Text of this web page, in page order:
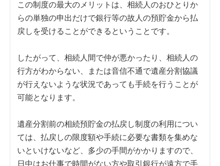
この制度の最大のメリットは、相続人のおひとりか
らの単独の申出だけで銀行等の故人の預貯金から払
戻しを受けることができるということです。
したがって、相続人間で仲が悪かったり、相続人の
行方がわからない、または音信不通で遺産分割協議
が行えないような状況であっても手続を行うことが
可能となります。
遺産分割前の相続預貯金の払戻し制度の利用につい
ては、払戻しの限度額や手続に必要な書類を集めな
いといけないなど、多少の手間がかかりますので、
日中はお仕事で時間がない方や取引銀行が遠方で手